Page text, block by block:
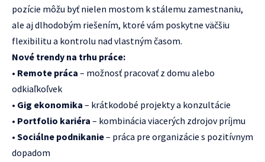
pozície môžu byť nielen mostom k stálemu zamestnaniu,
ale aj dlhodobým riešením, ktoré vám poskytne väčšiu
flexibilitu a kontrolu nad vlastným časom.
Nové trendy na trhu práce:
• Remote práca – možnosť pracovať z domu alebo
odkiaľkoľvek
• Gig ekonomika – krátkodobé projekty a konzultácie
• Portfolio kariéra – kombinácia viacerých zdrojov príjmu
• Sociálne podnikanie– práca pre organizácie s pozitívnym
dopadom